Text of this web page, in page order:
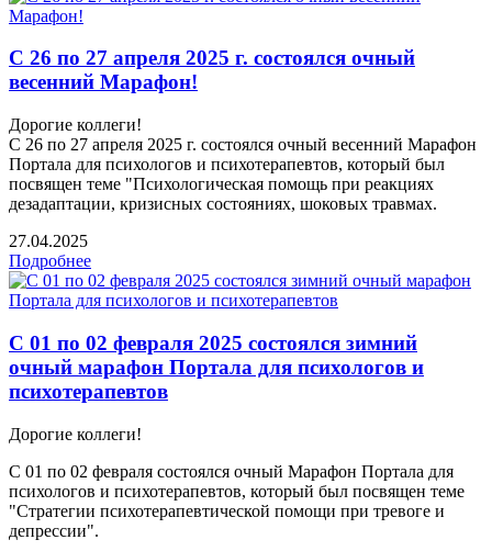
С 26 по 27 апреля 2025 г. состоялся очный
весенний Марафон!
Дорогие коллеги!
С 26 по 27 апреля 2025 г. состоялся очный весенний Марафон
Портала для психологов и психотерапевтов, который был
посвящен теме "Психологическая помощь при реакциях
дезадаптации, кризисных состояниях, шоковых травмах.
27.04.2025
Подробнее
С 01 по 02 февраля 2025 состоялся зимний
очный марафон Портала для психологов и
психотерапевтов
Дорогие коллеги!
С 01 по 02 февраля состоялся очный Марафон Портала для
психологов и психотерапевтов, который был посвящен теме
"Стратегии психотерапевтической помощи при тревоге и
депрессии".